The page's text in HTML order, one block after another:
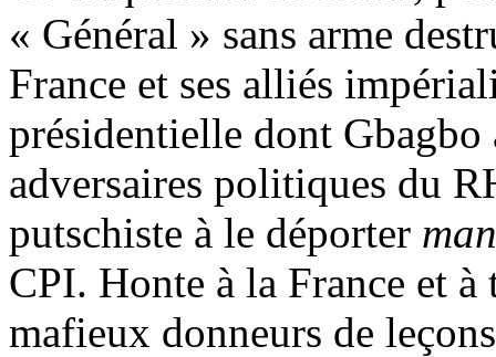
« Général » sans arme
France et ses alliés
présidentielle dont Gbagbo
adversaires politiques du
putschiste à le déporter
CPI. Honte à la France et
mafieux donneurs de